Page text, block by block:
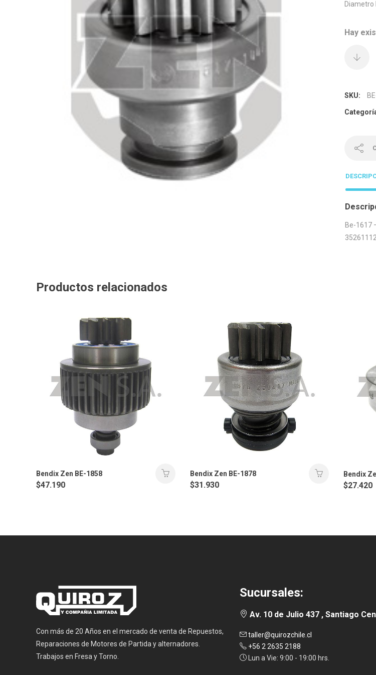
Diametro
Hay
SKU:
Be-1617
Productos relacionados
Bendix Zen BE-1858
$47.190
Bendix Zen BE-1878
$31.930
Bendix
$27.420
Con más de 20 Años en el mercado de venta de Repuestos,
Reparaciones de Motores de Partida y alternadores.
Trabajos en Fresa y Torno.
Sucursales:
Av. 10 de Julio 437 , Santiago
taller@quirozchile.cl
+56 2 2635 2188
Lun a Vie: 9:00 - 19:00 hrs.